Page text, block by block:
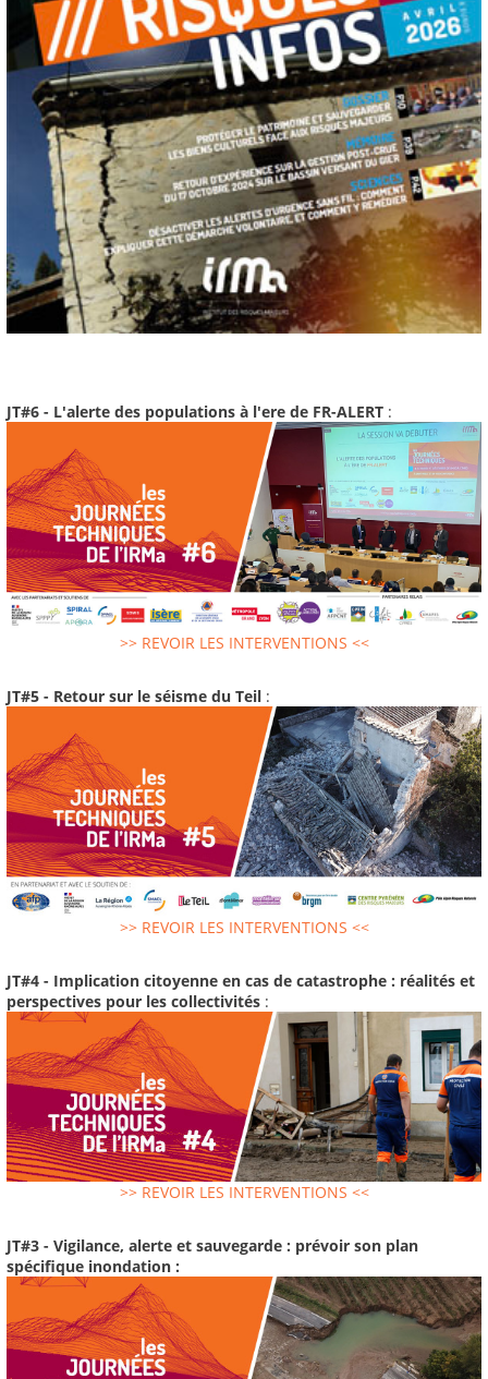
JT#6 - L'alerte des populations à l'ere de FR-ALERT :
>> REVOIR LES INTERVENTIONS <<
JT#5 - Retour sur le séisme du Teil :
>> REVOIR LES INTERVENTIONS <<
JT#4 - Implication citoyenne en cas de catastrophe : réalités et
perspectives pour les collectivités :
>> REVOIR LES INTERVENTIONS <<
JT#3 - Vigilance, alerte et sauvegarde : prévoir son plan
spécifique inondation :